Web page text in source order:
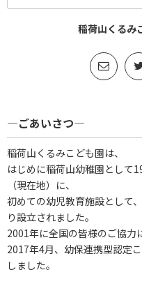
稲荷山くるみ
―ごあいさつ―
稲荷山くるみこども園は、
はじめに稲荷山幼稚園として
（現在地）に、
初めての幼児教育施設として
り設立されました。
2001年に全国の皆様のご協力
2017年4月、幼保連携型認定
しました。